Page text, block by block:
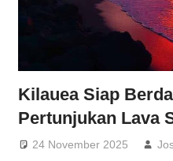
Kilauea Siap
Pertunjukan Lava
24 November 2025